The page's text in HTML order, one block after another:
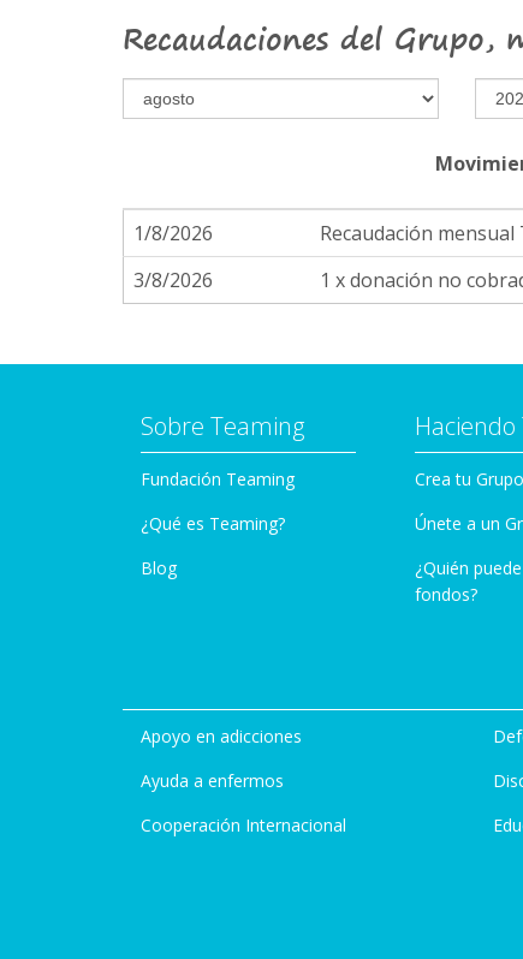
Recaudaciones del Grupo,
1/8/2026 Recaudación mensual
3/8/2026
1 x donación no
Sobre Teaming
Fundación Teaming
¿Qué es Teaming?
Blog
Crea tu Grupo
Únete a un
¿Quién
fondos?
Apoyo en adicciones
Ayuda a enfermos
Cooperación Internacional